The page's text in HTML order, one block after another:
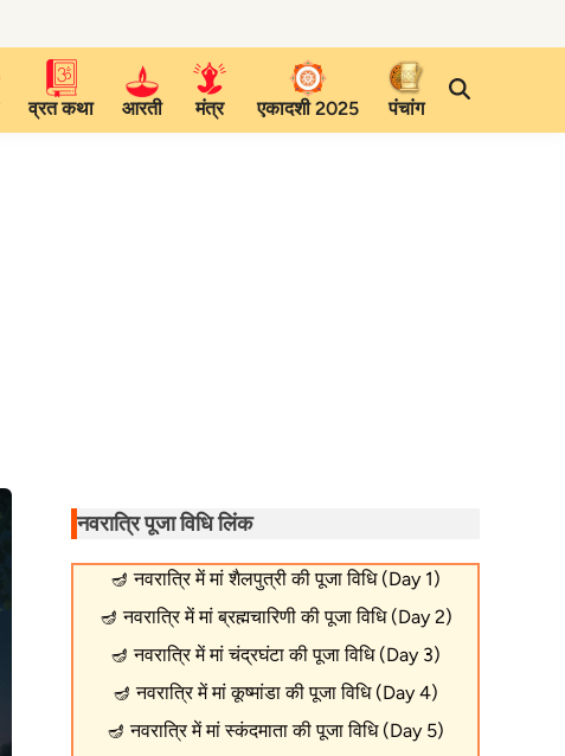
व्रत कथा आरती मंत्र एकादशी 2025 पंचांग
नवरात्रि पूजा विधि लिंक
🪔 नवरात्रि में मां शैलपुत्री की पूजा विधि (Day 1)
🪔 नवरात्रि में मां ब्रह्मचारिणी की पूजा विधि (Day 2)
🪔 नवरात्रि में मां चंद्रघंटा की पूजा विधि (Day 3)
🪔 नवरात्रि में मां कूष्मांडा की पूजा विधि (Day 4)
🪔 नवरात्रि में मां स्कंदमाता की पूजा विधि (Day 5)